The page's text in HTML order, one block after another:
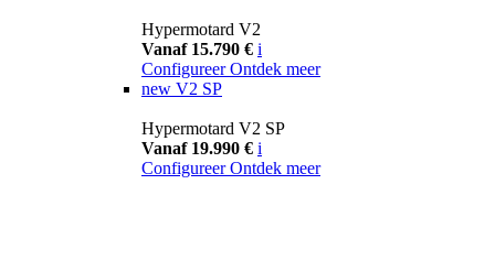
Hypermotard V2
Vanaf 15.790 € i
Configureer Ontdek meer
new V2 SP
Hypermotard V2 SP
Vanaf 19.990 € i
Configureer Ontdek meer